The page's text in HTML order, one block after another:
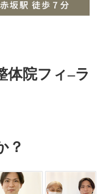
体院フィ–ラ
？